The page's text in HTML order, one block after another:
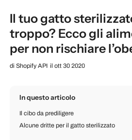
Il tuo gatto
troppo? Ecco gli
per non rischiare
di Shopify API il ott 30 2020
In questo articolo
Il cibo da prediligere
Alcune dritte per il gatto sterilizzato